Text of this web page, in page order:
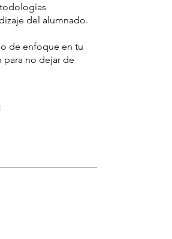
del alumnado.
de enfoque en tu
para no dejar de